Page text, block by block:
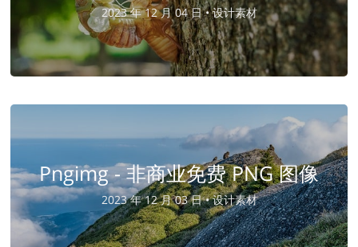
2023 年 12 月 04 日 •设计素材
Pngimg - 非商业免费 PNG 图像
2023 年 12 月 03 日 •设计素材